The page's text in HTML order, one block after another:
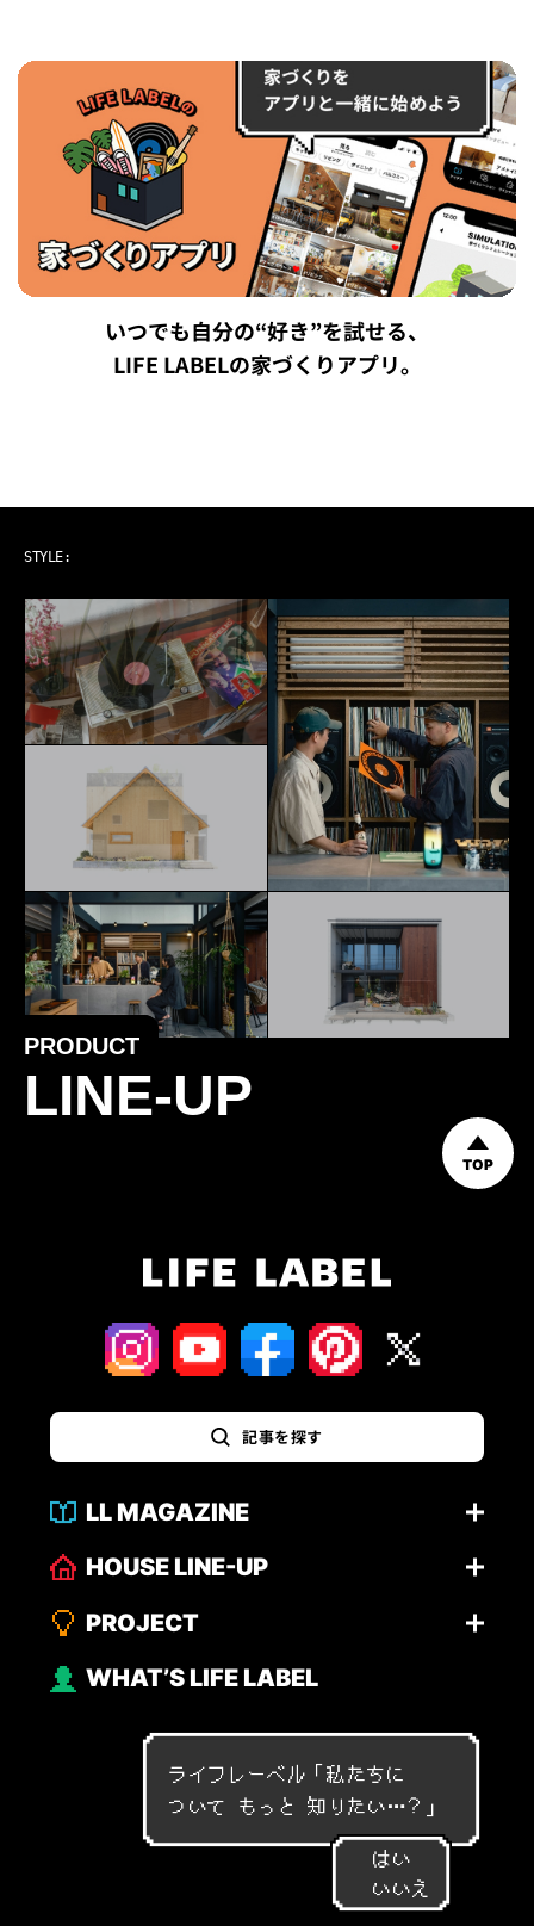
いつでも自分の“好き”を試せる、
LIFE LABELの家づくりアプリ。
STYLE:
PRODUCT
LINE-UP
TOP
記事を探す
LL MAGAZINE
HOUSE LINE-UP
PROJECT
WHAT’S LIFE LABEL
ライフレーベル「私 たちに
つ いて も っ と 知 り た い…？ 」
はい
いいえ